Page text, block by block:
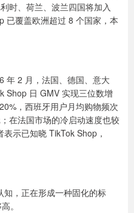
时、荷兰、波兰四国将加入
已覆盖欧洲超过 8 个国家，本
年 2 月，法国、德国、意大
Shop 日 GMV 实现三位数增
，西班牙用户月均购物频次
在法国市场的冷启动速度也较
示已知晓 TikTok Shop，
，正在形成一种固化的标
。